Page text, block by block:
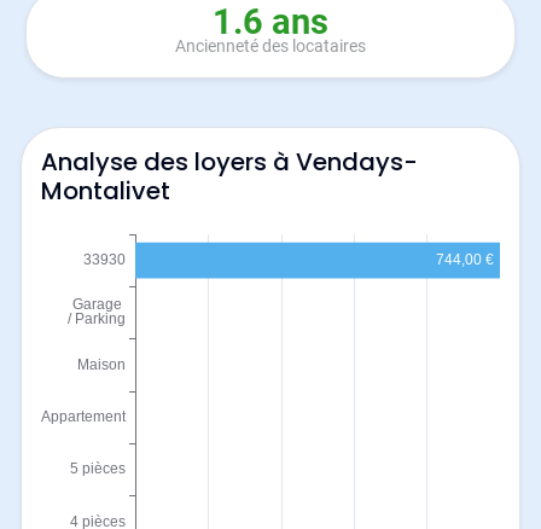
1.6 ans
Ancienneté des locataires
Analyse des loyers à Vendays-
Montalivet